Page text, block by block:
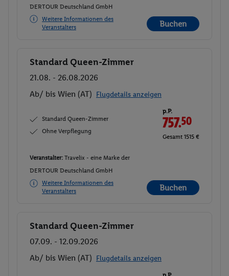
DERTOUR Deutschland GmbH
Weitere Informationen des
Veranstalters
Buchen
Buchen
Standard Queen-Zimmer
21.08. - 26.08.2026
Ab/ bis Wien (AT) Flugdetails anzeigen
Standard Queen-Zimmer
Ohne Verpflegung
p.P.
757.50
Gesamt 1515 €
Veranstalter: Travelix - eine Marke der
DERTOUR Deutschland GmbH
Weitere Informationen des
Veranstalters
Buchen
Buchen
Standard Queen-Zimmer
07.09. - 12.09.2026
Ab/ bis Wien (AT) Flugdetails anzeigen